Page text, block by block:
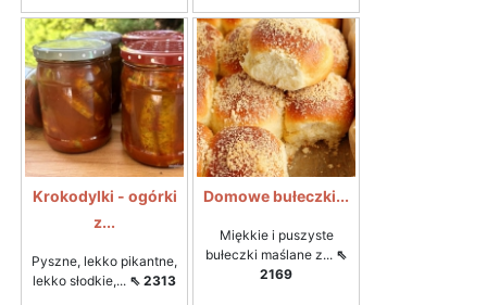
Krokodylki - ogórki
z...
Pyszne, lekko pikantne,
lekko słodkie,... ⇖ 2313
Domowe bułeczki...
Miękkie i puszyste
bułeczki maślane z... ⇖
2169